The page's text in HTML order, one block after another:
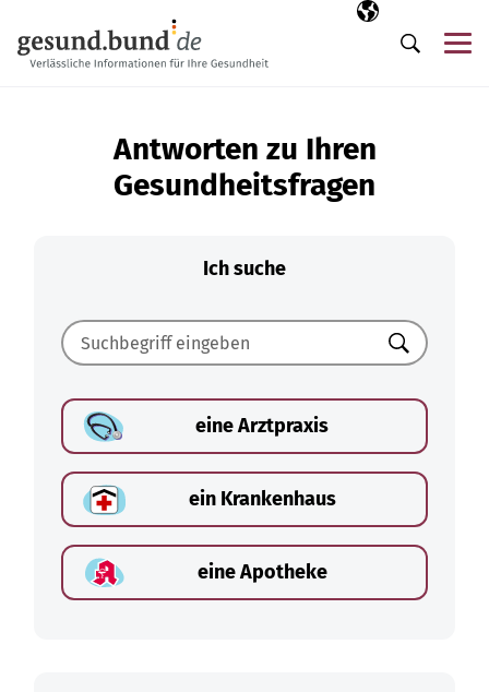
Ausgewählte
DE
Suche
Antworten zu Ihren
Gesundheitsfragen
Ich suche
Suchen
eine Arztpraxis
ein Krankenhaus
eine Apotheke